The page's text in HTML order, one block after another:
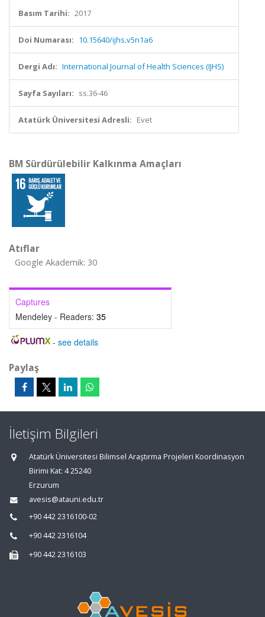
Basım Tarihi: 2017
Doi Numarası: 10.15640/ijhs.v5n1a6
Dergi Adı: International Journal of Health Sciences (IJHS)
Sayfa Sayıları: ss.36-46
Atatürk Üniversitesi Adresli: Evet
BM Sürdürülebilir Kalkınma Amaçları
Atıflar
Google Akademik: 30
Captures
Mendeley - Readers: 35
- see details
Paylaş
İletişim Bilgileri
Atatürk Üniversitesi Bilimsel Araştırma Projeleri Koordinasyon
Birimi Kat: 4 25240
Erzurum
avesis@atauni.edu.tr
+90 442 2316100-02
+90 442 2316104
+90 442 2316103